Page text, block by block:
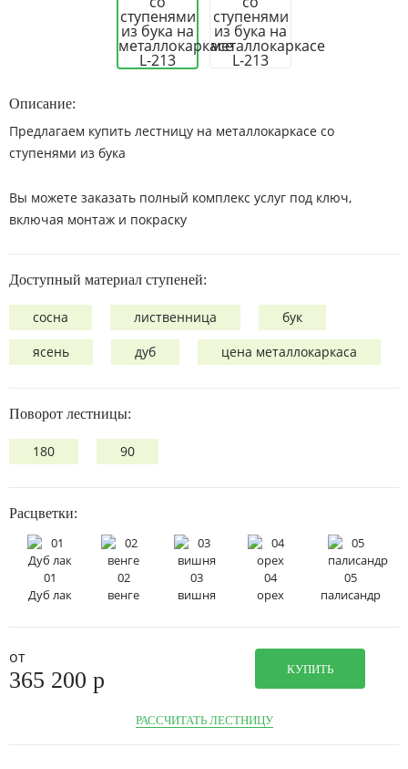
Описание:
Предлагаем купить лестницу на металлокаркасе со
ступенями из бука
Вы можете заказать полный комплекс услуг под ключ,
включая монтаж и покраску
Доступный материал ступеней:
сосна лиственница
бук
ясень
дуб цена металлокаркаса
Поворот лестницы:
180 90
Расцветки:
01
Дуб лак
02
венге
03
вишня
04
орех
05
палисандр
от
365 200 p КУПИТЬ
РАССЧИТАТЬ ЛЕСТНИЦУ